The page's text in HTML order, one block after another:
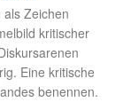
Zeichen
kritischer
Eine kritische
benennen.